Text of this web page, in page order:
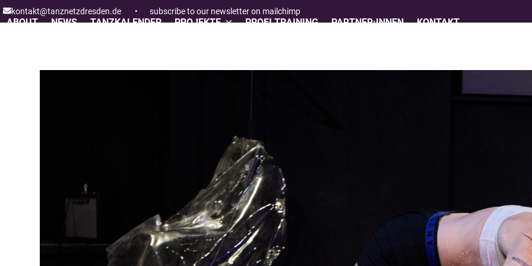
Skip
to
kontakt@tanznetzdresden.de • subscribe to our newsletter on mailchimp
ABOUT NEWS TANZKALENDER PROJEKTE PROFI TRAINING PARTNER:INNEN KONTAKT